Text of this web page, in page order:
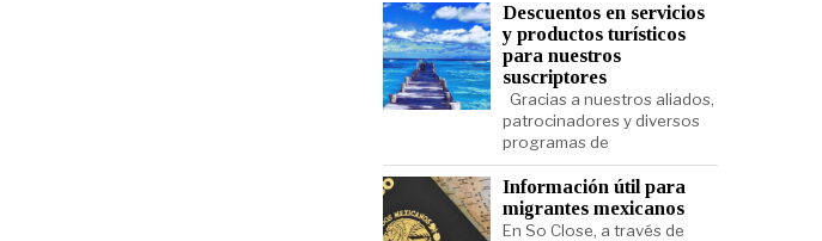
Descuentos en servicios
y productos turísticos
para nuestros
suscriptores
Gracias a nuestros aliados,
patrocinadores y diversos
programas de
Información útil para
migrantes mexicanos
En So Close, a través de